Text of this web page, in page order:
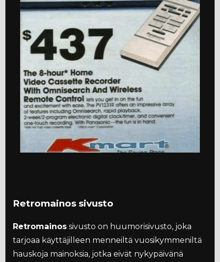
Retromainos sivusto
Retromainos sivusto on huumorisivusto, joka
tarjoaa käyttäjilleen menneiltä vuosikymmeniltä
hauskoja mainoksia, jotka eivät nykypäivänä